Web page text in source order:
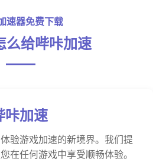
速器免费下载
么给哔咔加速
咔加速
验游戏加速的新境界。我们提
在任何游戏中享受顺畅体验。